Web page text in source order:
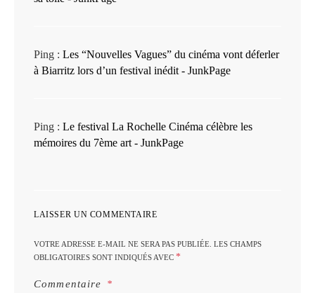
Ping : Les “Nouvelles Vagues” du cinéma vont déferler
à Biarritz lors d’un festival inédit - JunkPage
Ping : Le festival La Rochelle Cinéma célèbre les
mémoires du 7ème art - JunkPage
LAISSER UN COMMENTAIRE
VOTRE ADRESSE E-MAIL NE SERA PAS PUBLIÉE. LES CHAMPS
OBLIGATOIRES SONT INDIQUÉS AVEC *
Commentaire